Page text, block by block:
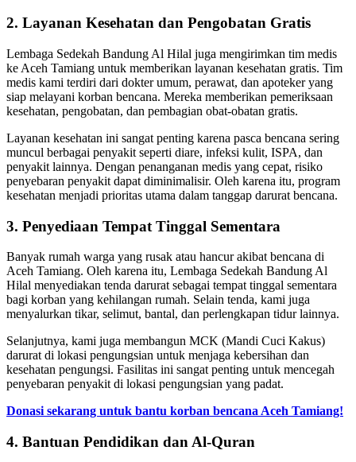
2. Layanan Kesehatan dan Pengobatan Gratis
Lembaga Sedekah Bandung Al Hilal juga mengirimkan tim medis
ke Aceh Tamiang untuk memberikan layanan kesehatan gratis. Tim
medis kami terdiri dari dokter umum, perawat, dan apoteker yang
siap melayani korban bencana. Mereka memberikan pemeriksaan
kesehatan, pengobatan, dan pembagian obat-obatan gratis.
Layanan kesehatan ini sangat penting karena pasca bencana sering
muncul berbagai penyakit seperti diare, infeksi kulit, ISPA, dan
penyakit lainnya. Dengan penanganan medis yang cepat, risiko
penyebaran penyakit dapat diminimalisir. Oleh karena itu, program
kesehatan menjadi prioritas utama dalam tanggap darurat bencana.
3. Penyediaan Tempat Tinggal Sementara
Banyak rumah warga yang rusak atau hancur akibat bencana di
Aceh Tamiang. Oleh karena itu, Lembaga Sedekah Bandung Al
Hilal menyediakan tenda darurat sebagai tempat tinggal sementara
bagi korban yang kehilangan rumah. Selain tenda, kami juga
menyalurkan tikar, selimut, bantal, dan perlengkapan tidur lainnya.
Selanjutnya, kami juga membangun MCK (Mandi Cuci Kakus)
darurat di lokasi pengungsian untuk menjaga kebersihan dan
kesehatan pengungsi. Fasilitas ini sangat penting untuk mencegah
penyebaran penyakit di lokasi pengungsian yang padat.
Donasi sekarang untuk bantu korban bencana Aceh Tamiang!
4. Bantuan Pendidikan dan Al-Quran